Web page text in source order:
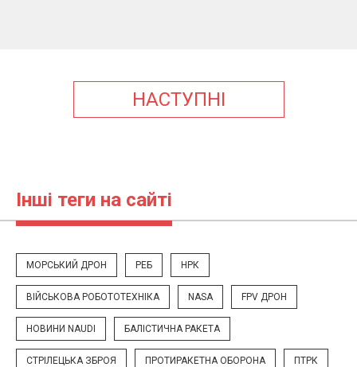
НАСТУПНІ
Інші теги на сайті
МОРСЬКИЙ ДРОН РЕБ НРК
ВІЙСЬКОВА РОБОТОТЕХНІКА NASA FPV ДРОН
НОВИНИ NAUDI БАЛІСТИЧНА РАКЕТА
СТРІЛЕЦЬКА ЗБРОЯ ПРОТИРАКЕТНА ОБОРОНА ПТРК